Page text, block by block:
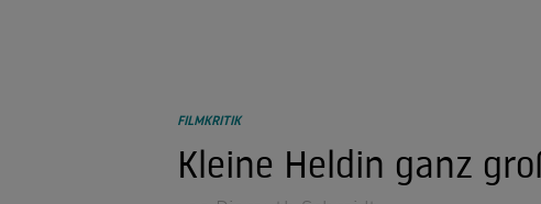
FILMKRITIK
Kleine Heldin ganz